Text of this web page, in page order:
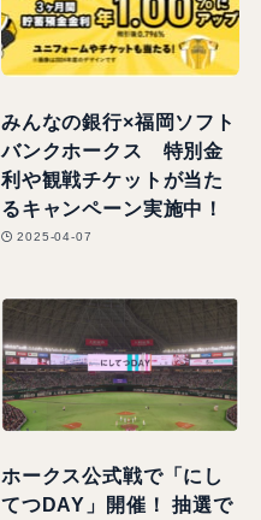
みんなの銀行×福岡ソフト
バンクホークス 特別金
利や観戦チケットが当た
るキャンペーン実施中！
2025-04-07
ホークス公式戦で「にし
てつDAY」開催！ 抽選で